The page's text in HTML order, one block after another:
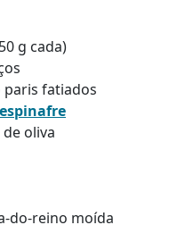
g cada)
paris fatiados
espinafre
oliva
do-reino moída